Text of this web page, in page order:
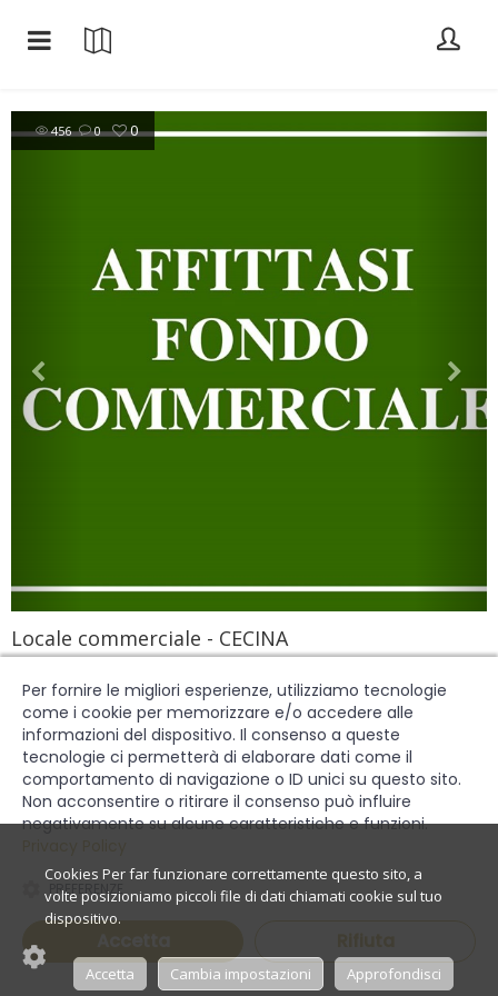
456 0 0
Locale commerciale - CECINA
Rif: C1662
Cecina, LICENTRO CENTRO
1.500,00 €
LOCALE COMMERCIALE
Richiedi informazioni
Per fornire le migliori esperienze, utilizziamo tecnologie
come i cookie per memorizzare e/o accedere alle
informazioni del dispositivo. Il consenso a queste
tecnologie ci permetterà di elaborare dati come il
comportamento di navigazione o ID unici su questo sito.
Non acconsentire o ritirare il consenso può influire
negativamente su alcune caratteristiche e funzioni.
PREFERENZE